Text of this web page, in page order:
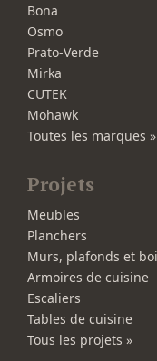
Bona
Osmo
Prato-Verde
Mirka
CUTEK
Mohawk
Toutes les marques »
Projets
Meubles
Planchers
Murs, plafonds et
Armoires de cuisine
Escaliers
Tables de cuisine
Tous les projets »